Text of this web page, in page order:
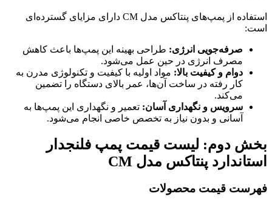
استفاده از پمپ‌های پنتاکس مدل CM دارای مزایای گسترده‌ای
است:
صرفه‌جویی انرژی: طراحی بهینه این پمپ‌ها باعث کاهش
مصرف انرژی در حین عمل می‌شود.
دوام و کیفیت بالا: مواد اولیه با کیفیت و تکنولوژی مدرن به
کار رفته در ساخت آن‌ها، عمر بالای دستگاه را تضمین
می‌کند.
سرویس و نگهداری آسان: تعمیر و نگهداری این پمپ‌ها به
آسانی و بدون نیاز به تخصص خاصی انجام می‌شود.
بخش دوم: لیست قیمت پمپ فلنجدار
استاندارد پنتاکس مدل CM
فهرست قیمت محصولات